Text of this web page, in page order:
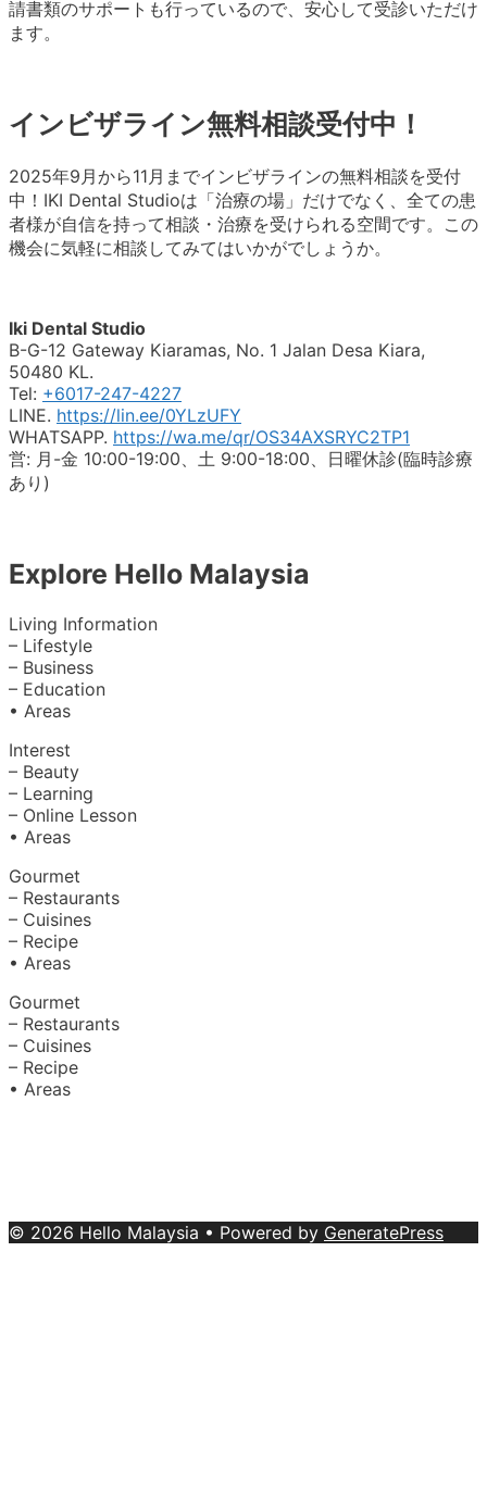
請書類のサポートも行っているので、安心して受診いただけ
ます。
インビザライン無料相談受付中！
2025年9月から11月までインビザラインの無料相談を受付
中！IKI Dental Studioは「治療の場」だけでなく、全ての患
者様が自信を持って相談・治療を受けられる空間です。この
機会に気軽に相談してみてはいかがでしょうか。
Iki Dental Studio
B-G-12 Gateway Kiaramas, No. 1 Jalan Desa Kiara,
50480 KL.
Tel: +6017-247-4227
LINE. https://lin.ee/0YLzUFY
WHATSAPP. https://wa.me/qr/OS34AXSRYC2TP1
営: 月-金 10:00-19:00、土 9:00-18:00、日曜休診(臨時診療
あり)
Explore Hello Malaysia
Living Information
– Lifestyle
– Business
– Education
• Areas
Interest
– Beauty
– Learning
– Online Lesson
• Areas
Gourmet
– Restaurants
– Cuisines
– Recipe
• Areas
Gourmet
– Restaurants
– Cuisines
– Recipe
• Areas
© 2026 Hello Malaysia • Powered by GeneratePress